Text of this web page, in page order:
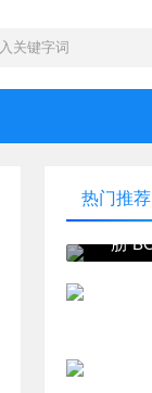
热门推荐
布
肋